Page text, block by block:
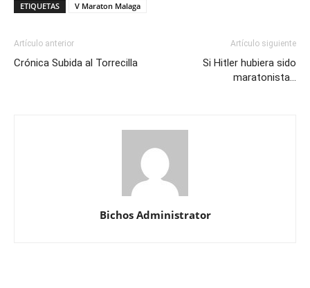
ETIQUETAS V Maraton Malaga
Artículo anterior
Crónica Subida al Torrecilla
Artículo siguiente
Si Hitler hubiera sido
maratonista…
Bichos Administrator